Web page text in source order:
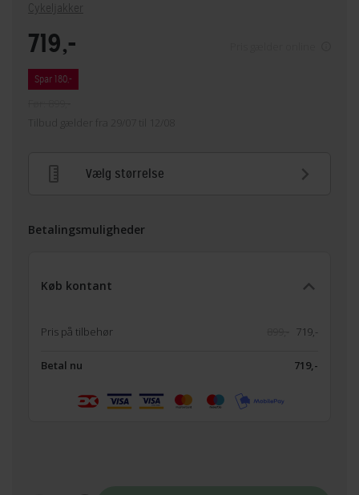
Cykeljakker
719,-
Spar 180,-
Tilbud gælder fra 29/07 til 12/08
Vælg størrelse
Betalingsmuligheder
Køb kontant
Pris på tilbehør 719,-
Betal nu 719,-